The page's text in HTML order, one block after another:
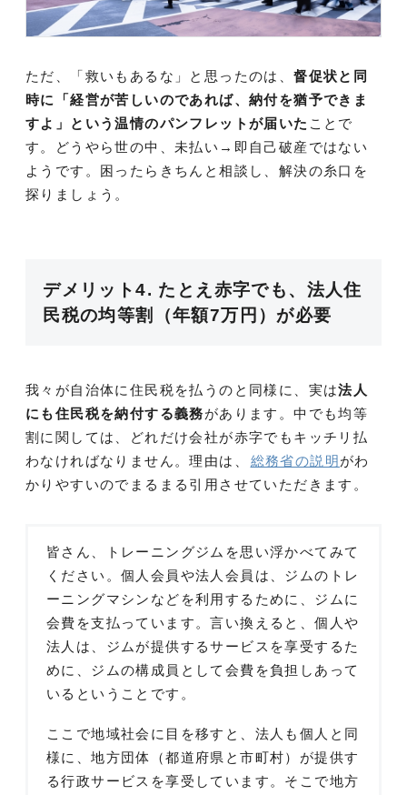
ただ、「救いもあるな」と思ったのは、督促状と同
時に「経営が苦しいのであれば、納付を猶予できま
すよ」という温情のパンフレットが届いた ことで
す。どうやら世の中、未払い→即自己破産ではない
ようです。困ったらきちんと相談し、解決の糸口を
探りましょう。
デメリット4. たとえ赤字でも、法人住
民税の均等割（年額7万円）が必要
我々が自治体に住民税を払うのと同様に、実は法人
にも住民税を納付する義務があります。中でも均等
割に関しては、どれだけ会社が赤字でもキッチリ払
わなければなりません。理由は、
総務省の説明 がわ
かりやすいのでまるまる引用させていただきます。
皆さん、トレーニングジムを思い浮かべてみて
ください。個人会員や法人会員は、ジムのトレ
ーニングマシンなどを利用するために、ジムに
会費を支払っています。言い換えると、個人や
法人は、ジムが提供するサービスを享受するた
めに、ジムの構成員として会費を負担しあって
いるということです。
ここで地域社会に目を移すと、法人も個人と同
様に、地方団体（都道府県と市町村）が提供す
る行政サービスを享受しています。そこで地方